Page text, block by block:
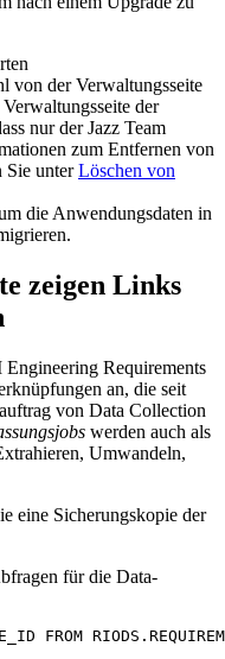
von der Verwaltungsseite
der
nur derJazz Team
zum Entfernen von
Sie unterLöschen von
die Anwendungsdaten in
zeigen Links
Requirements
an, die seit
von Data Collection
werden auch als
Umwandeln,
eine Sicherungskopie der
für die Data-
FROM